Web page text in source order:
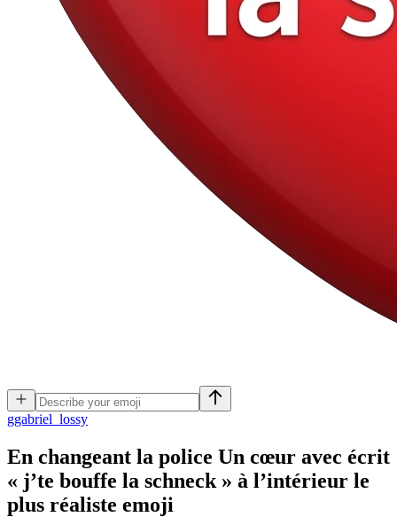
ggabriel_lossy
En changeant la police Un cœur avec écrit
« j’te bouffe la schneck » à l’intérieur le
plus réaliste emoji